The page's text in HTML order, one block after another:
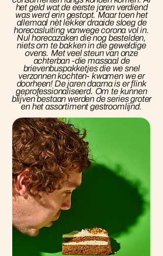
het geld wat de eerste jaren verdiend
was werd erin gestopt. Maar toen het
allemaal nèt lekker draaide sloeg de
horecasluiting vanwege corona vol in.
Nul horecazaken die nog bestelden,
niets om te bakken in die geweldige
ovens. Met veel steun van onze
achterban -die massaal de
brievenbuspakketjes die we snel
verzonnen kochten- kwamen we er
doorheen! De jaren daarna is er flink
geprofessionaliseerd. Om te kunnen
blijven bestaan werden de series groter
en het assortiment gestroomlijnd.